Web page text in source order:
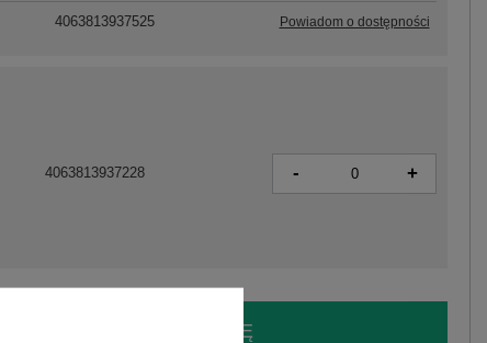
4063813937228 - +
4063813937525 Powiadom o dostępności
SIĘ I ZOBACZ CENĘ